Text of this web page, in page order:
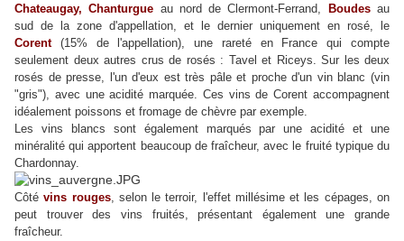
Chateaugay, Chanturgue au nord de Clermont-Ferrand, Boudesau
sud de la zone d'appellation, et le dernier uniquement en rosé, le
Corent(15% de l'appellation), une rareté en France qui compte
seulement deux autres crus de rosés : Tavel et Riceys. Sur les deux
rosés de presse, l'un d'eux est très pâle et proche d'un vin blanc (vin
"gris"), avec une acidité marquée. Ces vins de Corent accompagnent
idéalement poissons et fromage de chèvre par exemple.
Les vins blancs sont également marqués par une acidité et une
minéralité qui apportent beaucoup de fraîcheur, avec le fruité typique du
Chardonnay.
Côtévins rouges, selon le terroir, l'effet millésime et les cépages, on
peut trouver des vins fruités, présentant également une grande
fraîcheur.